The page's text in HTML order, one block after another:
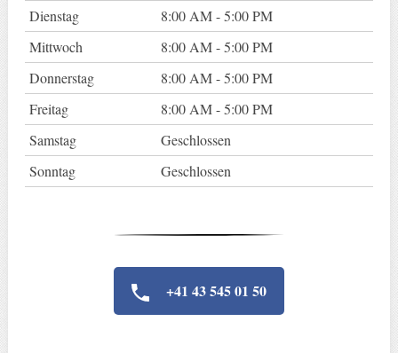
Dienstag
8:00 AM - 5:00 PM
Mittwoch
8:00 AM - 5:00 PM
Donnerstag
8:00 AM - 5:00 PM
Freitag
8:00 AM - 5:00 PM
Samstag
Geschlossen
Sonntag
Geschlossen
+41 43 545 01 50